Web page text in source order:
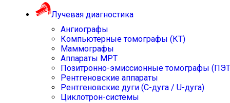
Лучевая диагностика
Ангиографы
Компьютерные томографы (КТ)
Маммографы
Аппараты МРТ
Позитронно-эмиссионные томографы
Рентгеновские аппараты
Рентгеновские дуги (С-дуга / U-дуга)
Циклотрон-системы